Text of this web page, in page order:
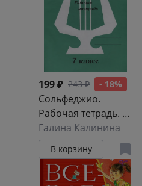
199 ₽ 243 ₽ - 18%
Сольфеджио.
Рабочая тетрадь. 7
класс
Галина Калинина
В корзину